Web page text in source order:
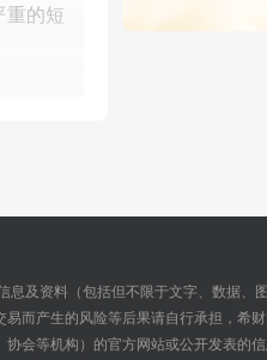
重的短
及资料（包括但不限于文字、数据、
而产生的风险等后果请自行承担，希财
会等机构）的官方网站或公开发表的信